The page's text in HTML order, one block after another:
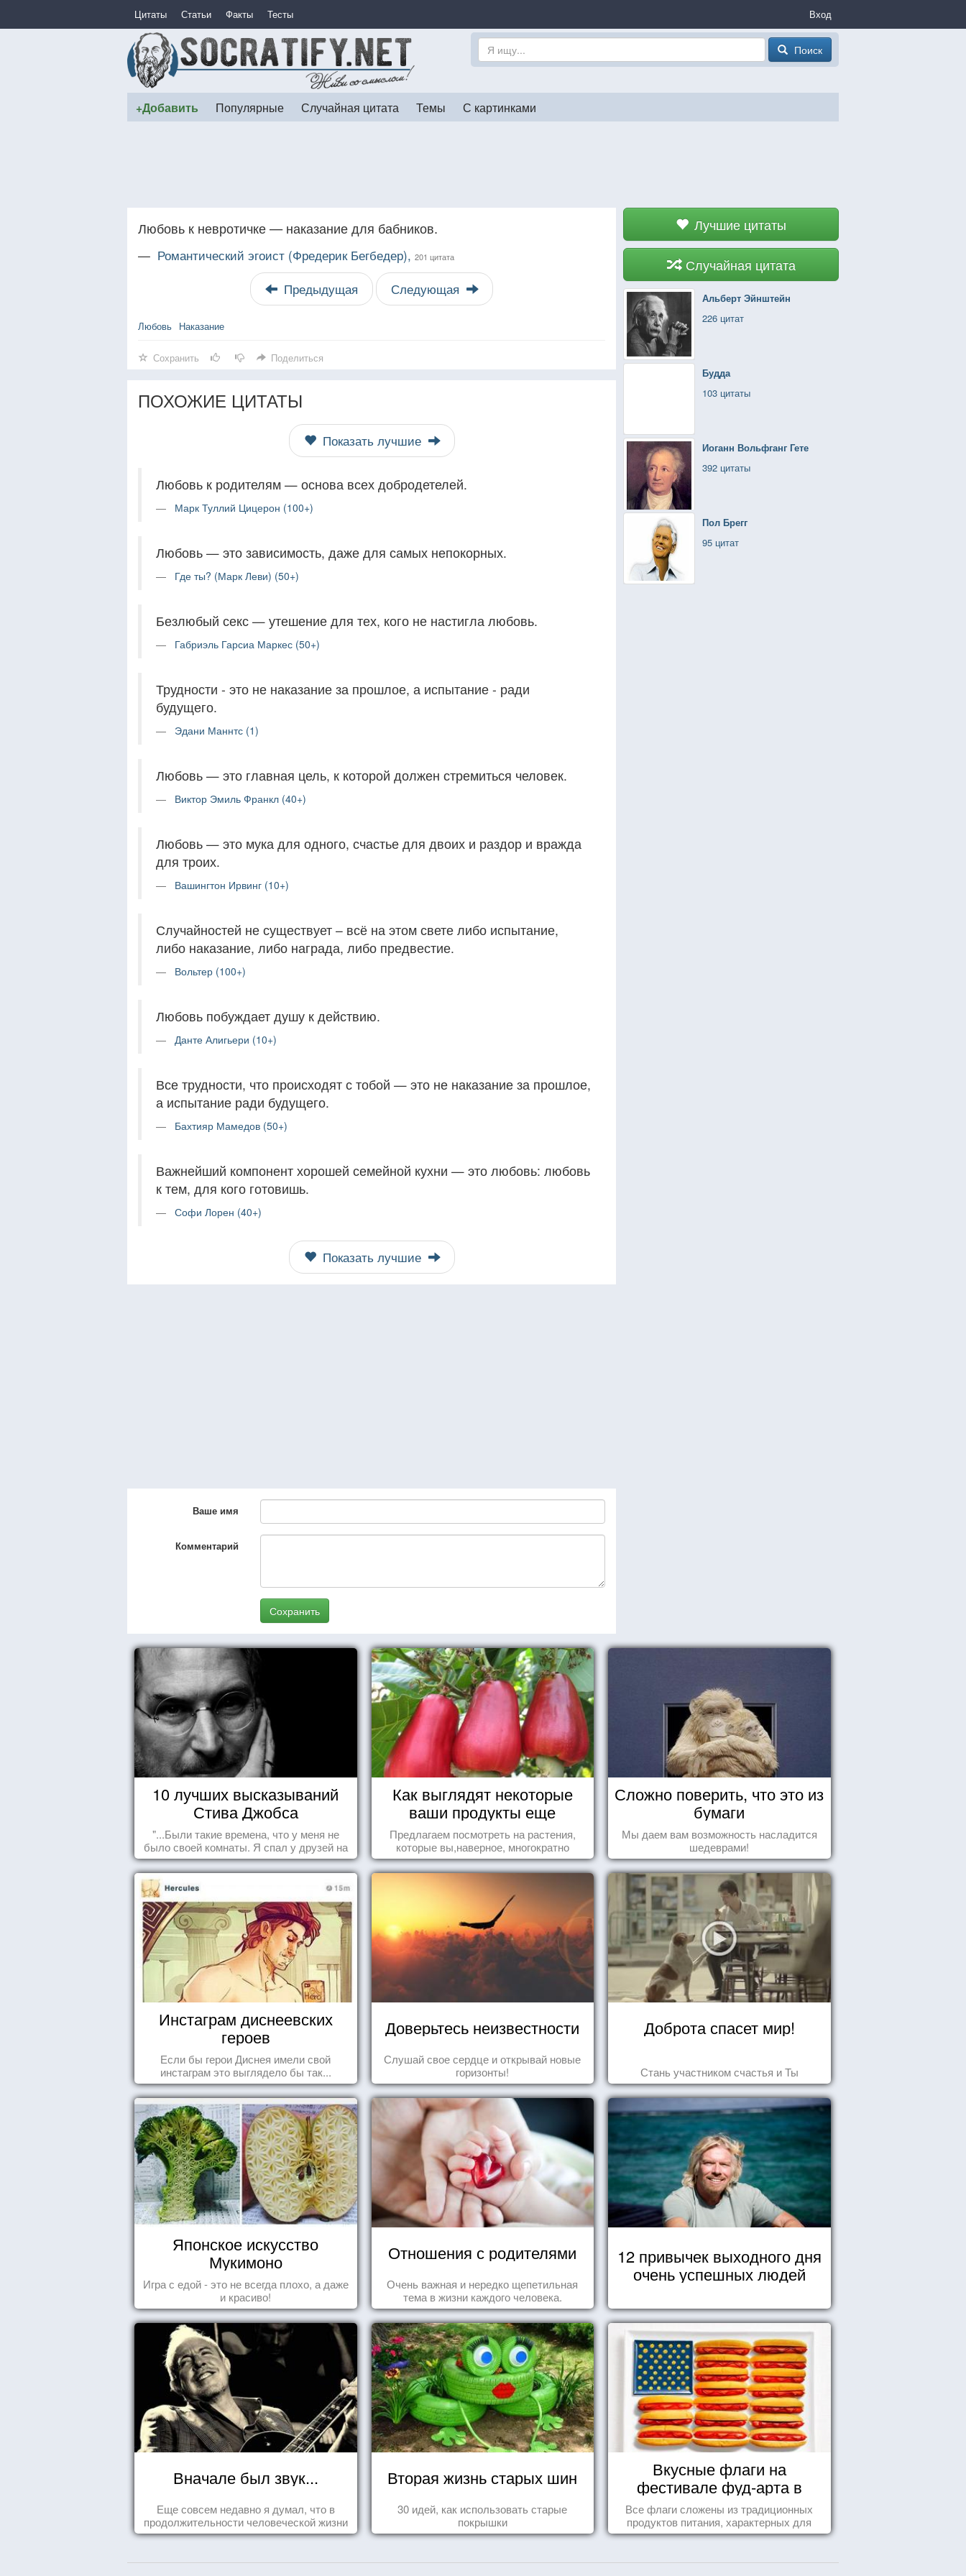
Цитаты Статьи Факты Тесты Вход
Поиск
+Добавить Популярные Случайная цитата Темы С картинками
Лучшие цитаты
Случайная цитата
Альберт Эйнштейн
226 цитат
Будда
103 цитаты
Иоганн Вольфганг Гете
392 цитаты
Пол Брегг
95 цитат
Любовь к невротичке — наказание для бабников.
— Романтический эгоист (Фредерик Бегбедер), 201 цитата
Предыдущая Следующая
Любовь Наказание
Сохранить Поделиться
ПОХОЖИЕ ЦИТАТЫ
Показать лучшие
Любовь к родителям — основа всех добродетелей.
Марк Туллий Цицерон (100+)
Любовь — это зависимость, даже для самых непокорных.
Где ты? (Марк Леви) (50+)
Безлюбый секс — утешение для тех, кого не настигла любовь.
Габриэль Гарсиа Маркес (50+)
Трудности - это не наказание за прошлое, а испытание - ради
будущего.
Эдани Маннтс (1)
Любовь — это главная цель, к которой должен стремиться человек.
Виктор Эмиль Франкл (40+)
Любовь — это мука для одного, счастье для двоих и раздор и вражда
для троих.
Вашингтон Ирвинг (10+)
Случайностей не существует – всё на этом свете либо испытание,
либо наказание, либо награда, либо предвестие.
Вольтер (100+)
Любовь побуждает душу к действию.
Данте Алигьери (10+)
Все трудности, что происходят с тобой — это не наказание за прошлое,
а испытание ради будущего.
Бахтияр Мамедов (50+)
Важнейший компонент хорошей семейной кухни — это любовь: любовь
к тем, для кого готовишь.
Софи Лорен (40+)
Показать лучшие
Ваше имя
Комментарий
Сохранить
10 лучших высказываний
Стива Джобса
"...Были такие времена, что у меня не
было своей комнаты. Я спал у друзей на
полу, а для того, чтобы купить еды -
сдавал бутылки из под кока-колы"
Как выглядят некоторые
ваши продукты еще
живыми?
Предлагаем посмотреть на растения,
которые вы,наверное, многократно
видели , но никогда не представляли
себе, что употребляете их в пищу.
Сложно поверить, что это из
бумаги
Мы даем вам возможность насладится
шедеврами!
Инстаграм диснеевских
героев
Если бы герои Диснея имели свой
инстаграм это выглядело бы так...
Доверьтесь неизвестности
Слушай свое сердце и открывай новые
горизонты!
Доброта спасет мир!
Стань участником счастья и Ты
Японское искусство
Мукимоно
Игра с едой - это не всегда плохо, а даже
и красиво!
Отношения с родителями
Очень важная и нередко щепетильная
тема в жизни каждого человека.
12 привычек выходного дня
очень успешных людей
Вначале был звук...
Еще совсем недавно я думал, что в
продолжительности человеческой жизни
заложена какая-то ошибка.
Вторая жизнь старых шин
30 идей, как использовать старые
покрышки
Вкусные флаги на
фестивале фуд-арта в
Сиднее
Все флаги сложены из традиционных
продуктов питания, характерных для
этих стран.